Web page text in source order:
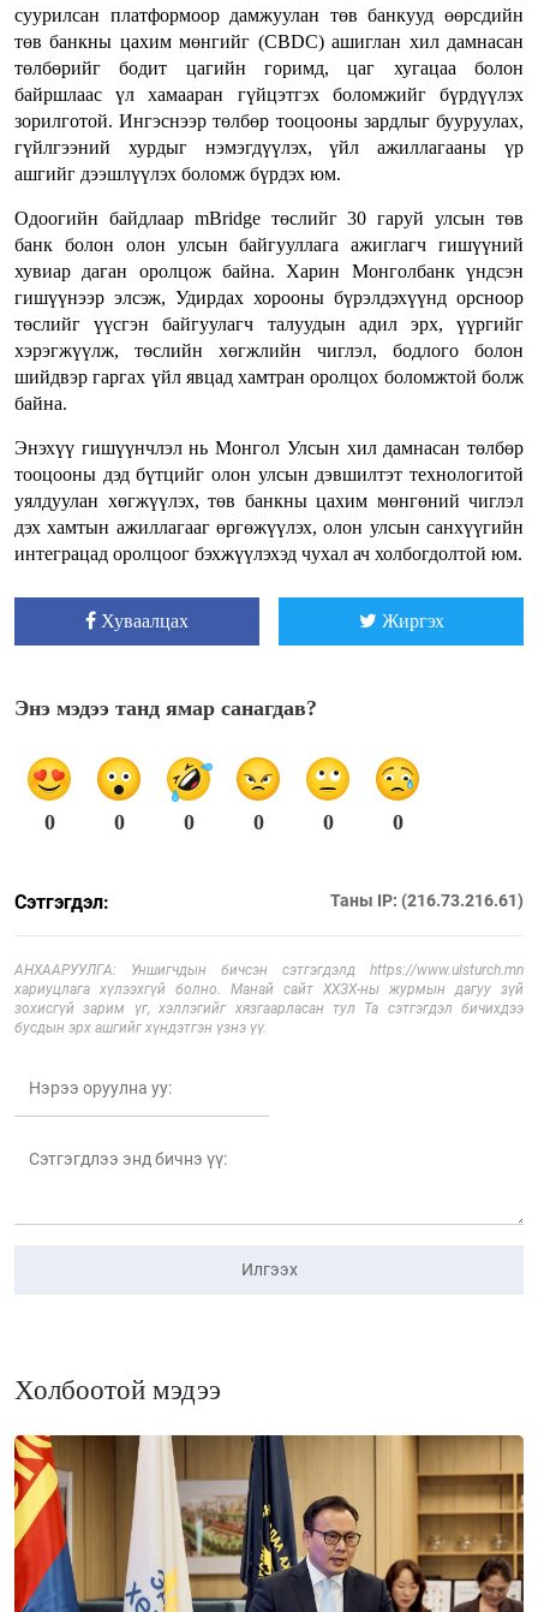
суурилсан платформоор дамжуулан төв банкууд өөрсдийн
төв банкны цахим мөнгийг (CBDC) ашиглан хил дамнасан
төлбөрийг бодит цагийн горимд, цаг хугацаа болон
байршлаас үл хамааран гүйцэтгэх боломжийг бүрдүүлэх
зорилготой. Ингэснээр төлбөр тооцооны зардлыг бууруулах,
гүйлгээний хурдыг нэмэгдүүлэх, үйл ажиллагааны үр
ашгийг дээшлүүлэх боломж бүрдэх юм.
Одоогийн байдлаар mBridge төслийг 30 гаруй улсын төв
банк болон олон улсын байгууллага ажиглагч гишүүний
хувиар даган оролцож байна. Харин Монголбанк үндсэн
гишүүнээр элсэж, Удирдах хорооны бүрэлдэхүүнд орсноор
төслийг үүсгэн байгуулагч талуудын адил эрх, үүргийг
хэрэгжүүлж, төслийн хөгжлийн чиглэл, бодлого болон
шийдвэр гаргах үйл явцад хамтран оролцох боломжтой болж
байна.
Энэхүү гишүүнчлэл нь Монгол Улсын хил дамнасан төлбөр
тооцооны дэд бүтцийг олон улсын дэвшилтэт технологитой
уялдуулан хөгжүүлэх, төв банкны цахим мөнгөний чиглэл
дэх хамтын ажиллагааг өргөжүүлэх, олон улсын санхүүгийн
интеграцад оролцоог бэхжүүлэхэд чухал ач холбогдолтой юм.
Хуваалцах Жиргэх
Энэ мэдээ танд ямар санагдав?
0 0 0 0 0 0
Сэтгэгдэл: Таны IP: (216.73.216.61)
АНХААРУУЛГА: Уншигчдын бичсэн сэтгэгдэлд https://www.ulsturch.mn
хариуцлага хүлээхгүй болно. Манай сайт ХХЗХ-ны журмын дагуу зүй
зохисгүй зарим үг, хэллэгийг хязгаарласан тул Та сэтгэгдэл бичихдээ
бусдын эрх ашгийг хүндэтгэн үзнэ үү.
Илгээх
Холбоотой мэдээ